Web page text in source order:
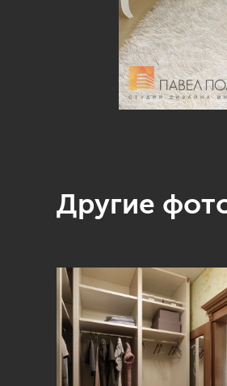
Другие